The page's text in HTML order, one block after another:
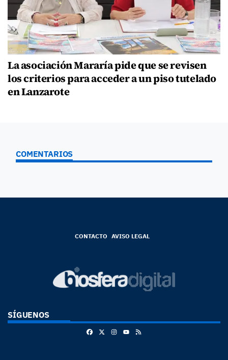
La asociación Mararía pide que se revisen
los criterios para acceder a un piso tutelado
en Lanzarote
COMENTARIOS
CONTACTO AVISO LEGAL
SÍGUENOS
FacebookInstagram